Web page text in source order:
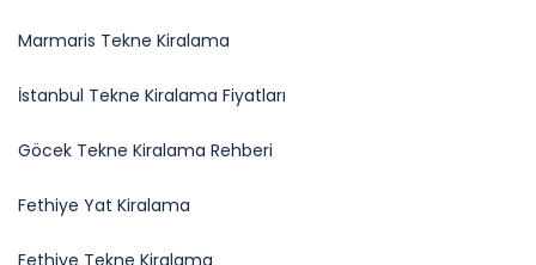
Marmaris Tekne Kiralama
İstanbul Tekne Kiralama Fiyatları
Göcek Tekne Kiralama Rehberi
Fethiye Yat Kiralama